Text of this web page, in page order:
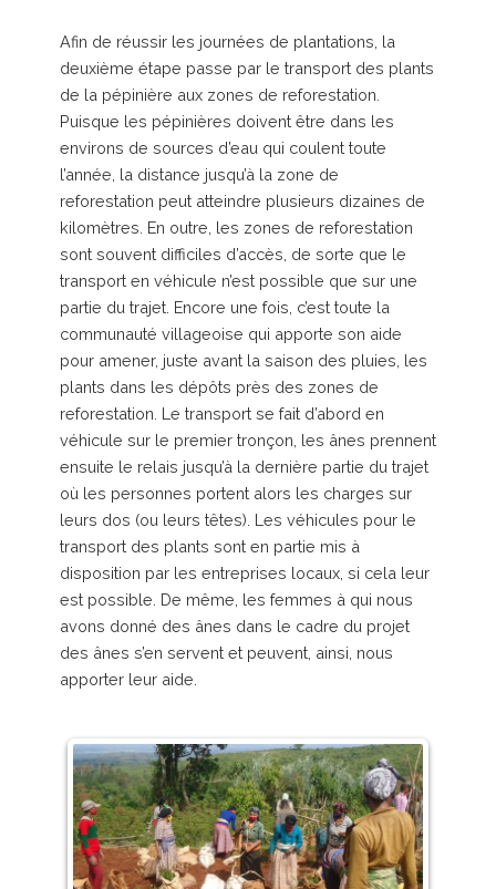
Afin de réussir les journées de plantations, la
deuxième étape passe par le transport des plants
de la pépinière aux zones de reforestation.
Puisque les pépinières doivent être dans les
environs de sources d’eau qui coulent toute
l’année, la distance jusqu’à la zone de
reforestation peut atteindre plusieurs dizaines de
kilomètres. En outre, les zones de reforestation
sont souvent difficiles d’accès, de sorte que le
transport en véhicule n’est possible que sur une
partie du trajet. Encore une fois, c’est toute la
communauté villageoise qui apporte son aide
pour amener, juste avant la saison des pluies, les
plants dans les dépôts près des zones de
reforestation. Le transport se fait d’abord en
véhicule sur le premier tronçon, les ânes prennent
ensuite le relais jusqu’à la dernière partie du trajet
où les personnes portent alors les charges sur
leurs dos (ou leurs têtes). Les véhicules pour le
transport des plants sont en partie mis à
disposition par les entreprises locaux, si cela leur
est possible. De même, les femmes à qui nous
avons donné des ânes dans le cadre du projet
des ânes s’en servent et peuvent, ainsi, nous
apporter leur aide.